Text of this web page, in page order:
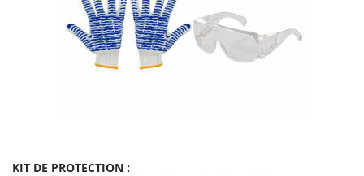
Sécateurs et Échenilloirs manuels
Sécateurs pneumatiques
Semoirs et Épandeurs d'engrais
JOLLY ITALIA
Kemper
KIT DE PROTECTION :